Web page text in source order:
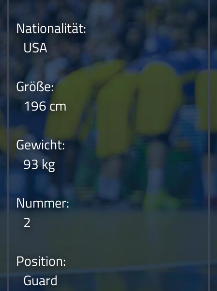
Nationalität:
USA
Größe:
196 cm
Gewicht:
93 kg
Nummer:
2
Position:
Guard